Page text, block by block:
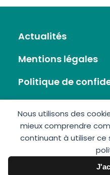
Nous utilisons des
mieux comprendre
continuant à utiliser
Actualités
Mentions légales
Politique de
Plan du site